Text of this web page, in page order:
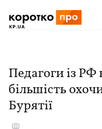
Педагоги із РФ
більшість
Бурятії